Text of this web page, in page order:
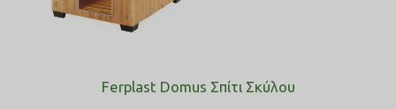
Ferplast Domus Σπίτι Σκύλου